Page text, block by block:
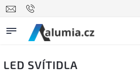
LED SVÍTIDLA